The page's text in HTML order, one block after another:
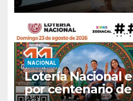
NACIONAL
Lotería Nacional
por centenario de